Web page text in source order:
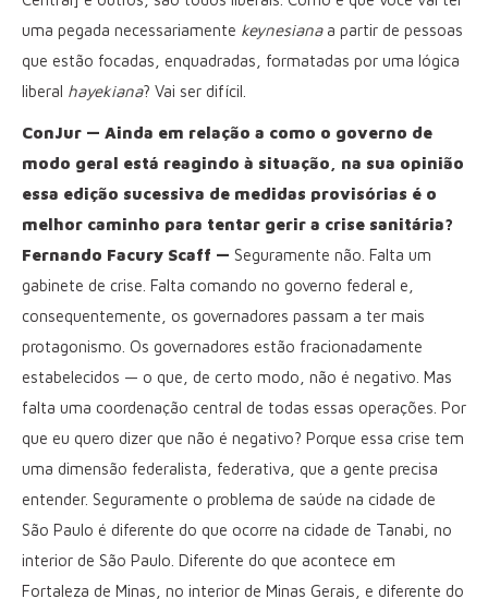
uma pegada necessariamente keynesianaa partir de pessoas
que estão focadas, enquadradas, formatadas por uma lógica
liberal hayekiana? Vai ser difícil.
ConJur — Ainda em relação a como o governo de
modo geral está reagindo à situação, na sua opinião
essa edição sucessiva de medidas provisórias é o
melhor caminho para tentar gerir a crise sanitária?
Fernando Facury Scaff — Seguramente não. Falta um
gabinete de crise. Falta comando no governo federal e,
consequentemente, os governadores passam a ter mais
protagonismo. Os governadores estão fracionadamente
estabelecidos — o que, de certo modo, não é negativo. Mas
falta uma coordenação central de todas essas operações. Por
que eu quero dizer que não é negativo? Porque essa crise tem
uma dimensão federalista, federativa, que a gente precisa
entender. Seguramente o problema de saúde na cidade de
São Paulo é diferente do que ocorre na cidade de Tanabi, no
interior de São Paulo. Diferente do que acontece em
Fortaleza de Minas, no interior de Minas Gerais, e diferente do